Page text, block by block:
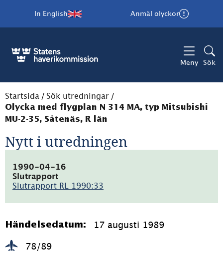
In English Anmäl olyckor
Meny Sök
Startsida / Sök utredningar /
Olycka med flygplan N 314 MA, typ Mitsubishi
MU-2-35, Såtenäs, R län
Nytt i utredningen
1990-04-16
Slutrapport
Slutrapport RL 1990:33
6.2MB)
Händelsedatum: 17 augusti 1989
78/89